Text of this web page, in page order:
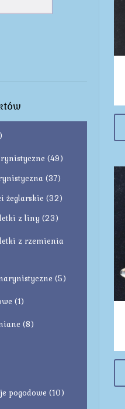
(49)
(37)
żeglarskie (32)
z liny (23)
z rzemienia
(5)
(1)
(8)
pogodowe (10)